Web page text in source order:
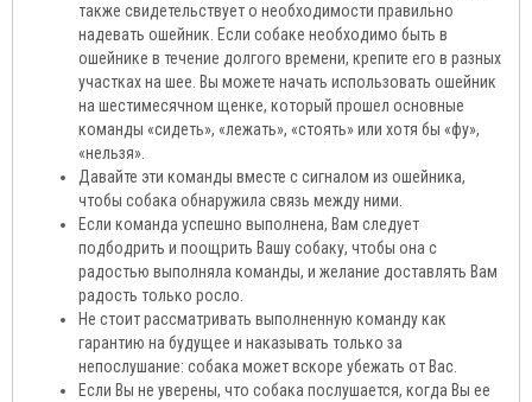
также свидетельствует о необходимости правильно
надевать ошейник. Если собаке необходимо быть в
ошейнике в течение долгого времени, крепите его в разных
участках на шее. Вы можете начать использовать ошейник
на шестимесячном щенке, который прошел основные
команды «сидеть», «лежать», «стоять» или хотя бы «фу»,
«нельзя».
Давайте эти команды вместе с сигналом из ошейника,
чтобы собака обнаружила связь между ними.
Если команда успешно выполнена, Вам следует
подбодрить и поощрить Вашу собаку, чтобы она с
радостью выполняла команды, и желание доставлять Вам
радость только росло.
Не стоит рассматривать выполненную команду как
гарантию на будущее и наказывать только за
непослушание: собака может вскоре убежать от Вас.
Если Вы не уверены, что собака послушается, когда Вы ее